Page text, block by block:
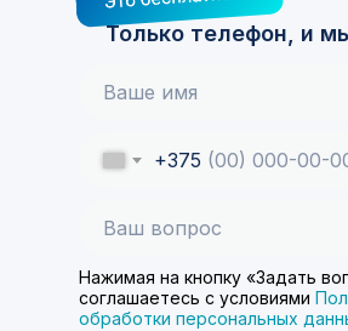
+375
Нажимая на кнопку «Задать
соглашаетесь с условиями
обработки персональных
Только телефон, и